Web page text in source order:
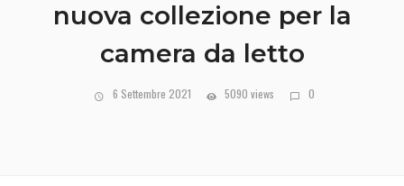
nuova collezione per la
camera da letto
6 Settembre 2021 5090 views 0